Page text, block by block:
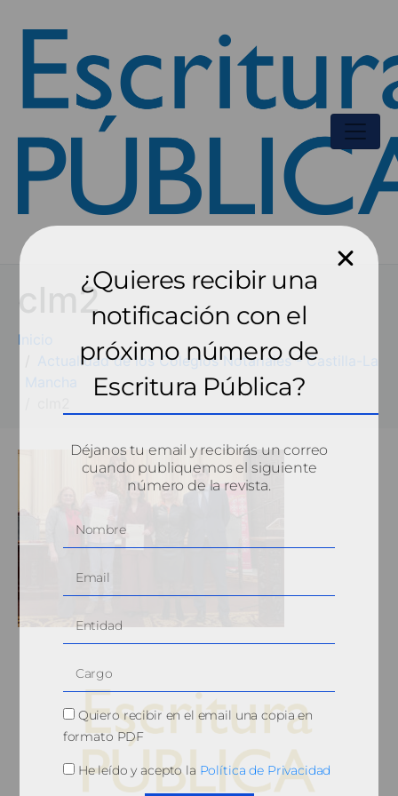
clm2
Inicio
Actualidad de los Colegios Notariales - Castilla-La
Mancha
¿Quieres recibir una
notificación con el
próximo número de
Escritura Pública?
Déjanos tu email y recibirás un correo
cuando publiquemos el siguiente
número de la revista.
Quiero recibir en el email una copia en
formato PDF
He leído y acepto la Política de Privacidad